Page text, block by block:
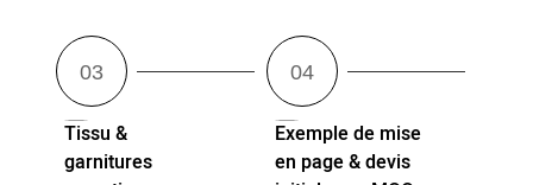
Tissu &
garnitures
Exemple de mise
en page & devis